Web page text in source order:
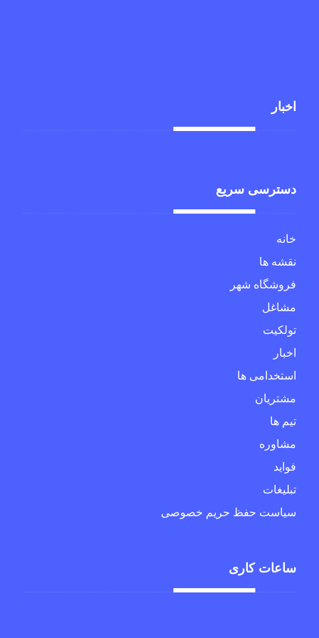
اخبار
دسترسی سریع
خانه
نقشه ها
فروشگاه شهر
مشاغل
تولکیت
اخبار
استخدامی ها
مشتریان
تیم ها
مشاوره
فواید
تبلیغات
سیاست حفظ حریم خصوصی
ساعات کاری